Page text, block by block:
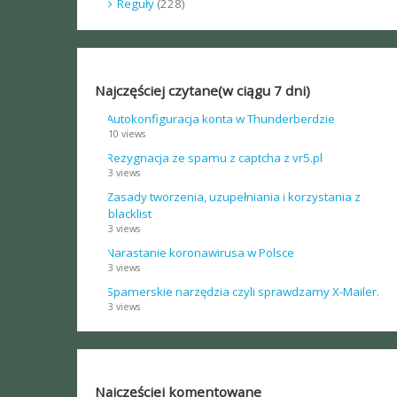
Reguły(228)
Najczęściej czytane(w ciągu 7 dni)
Autokonfiguracja konta w Thunderberdzie
10 views
Rezygnacja ze spamu z captcha z vr5.pl
3 views
Zasady tworzenia, uzupełniania i korzystania z
blacklist
3 views
Narastanie koronawirusa w Polsce
3 views
Spamerskie narzędzia czyli sprawdzamy X-Mailer.
3 views
Najczęściej komentowane